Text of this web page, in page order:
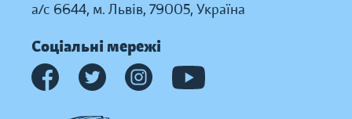
а/с 6644, м. Львів, 79005, Україна
Соціальні мережі